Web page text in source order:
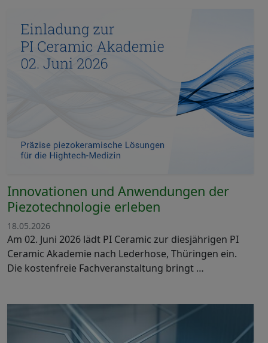
Innovationen und Anwendungen der
Piezotechnologie erleben
18.05.2026
Am 02. Juni 2026 lädt PI Ceramic zur diesjährigen PI
Ceramic Akademie nach Lederhose, Thüringen ein.
Die kostenfreie Fachveranstaltung bringt …